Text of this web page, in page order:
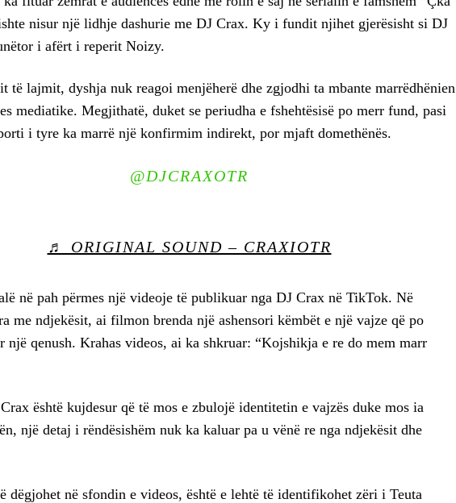
nisur një lidhje dashurie me DJ Crax. Ky i fundit njihet gjerësisht si DJ
i afërt i reperit Noizy.
të lajmit, dyshja nuk reagoi menjëherë dhe zgjodhi ta mbante marrëdhënien
mediatike. Megjithatë, duket se periudha e fshehtësisë po merr fund, pasi
i tyre ka marrë një konfirmim indirekt, por mjaft domethënës.
@DJCRAXOTR
♬ ORIGINAL SOUND – CRAXIOTR
në pah përmes një videoje të publikuar nga DJ Crax në TikTok. Në
me ndjekësit, ai filmon brenda një ashensori këmbët e një vajze që po
një qenush. Krahas videos, ai ka shkruar: “Kojshikja e re do mem marr
është kujdesur që të mos e zbulojë identitetin e vajzës duke mos ia
një detaj i rëndësishëm nuk ka kaluar pa u vënë re nga ndjekësit dhe
dëgjohet në sfondin e videos, është e lehtë të identifikohet zëri i Teuta